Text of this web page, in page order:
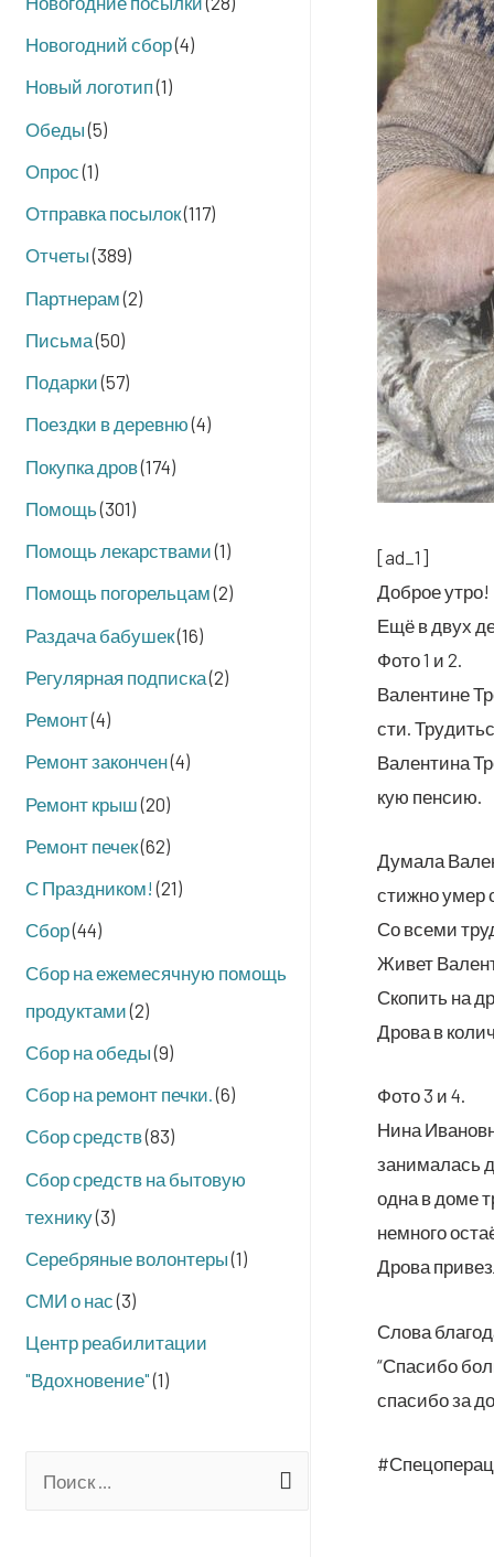
Новогодний сбор(4)
Новый логотип(1)
Обеды(5)
Опрос(1)
Отправка посылок(117)
Отчеты(389)
Партнерам(2)
Письма(50)
Подарки(57)
Поездки в деревню(4)
Покупка дров(174)
Помощь(301)
Помощь лекарствами(1)
Помощь погорельцам(2)
Раздача бабушек(16)
Регулярная подписка(2)
Ремонт(4)
Ремонт закончен(4)
Ремонт крыш(20)
Ремонт печек(62)
С Праздником! (21)
Сбор(44)
Сбор на ежемесячную помощь
продуктами(2)
Сбор на обеды(9)
Сбор на ремонт печки.(6)
Сбор средств(83)
Сбор средств на бытовую
технику(3)
Серебряные волонтеры(1)
СМИ о нас(3)
Центр реабилитации
"Вдохновение"(1)
[ad_1]
Доб­рое утро!
Ещё в двух
Фото 1 и 2.
Вален­тине
сти.
Вален­ти­на
кую пенсию.
Дума­ла
стиж­но умер
Со все­ми
Живет
Ско­пить на
Дро­ва в
Фото 3 и 4.
Нина
зани­ма­лась
одна в доме
немно­го
Дро­ва
Сло­ва
“Спа­си­бо
спа­си­бо за